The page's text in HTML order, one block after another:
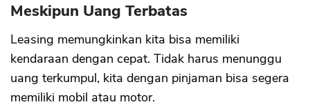
Meskipun Uang Terbatas
Leasing memungkinkan kita bisa memiliki
kendaraan dengan cepat. Tidak harus menunggu
uang terkumpul, kita dengan pinjaman bisa segera
memiliki mobil atau motor.